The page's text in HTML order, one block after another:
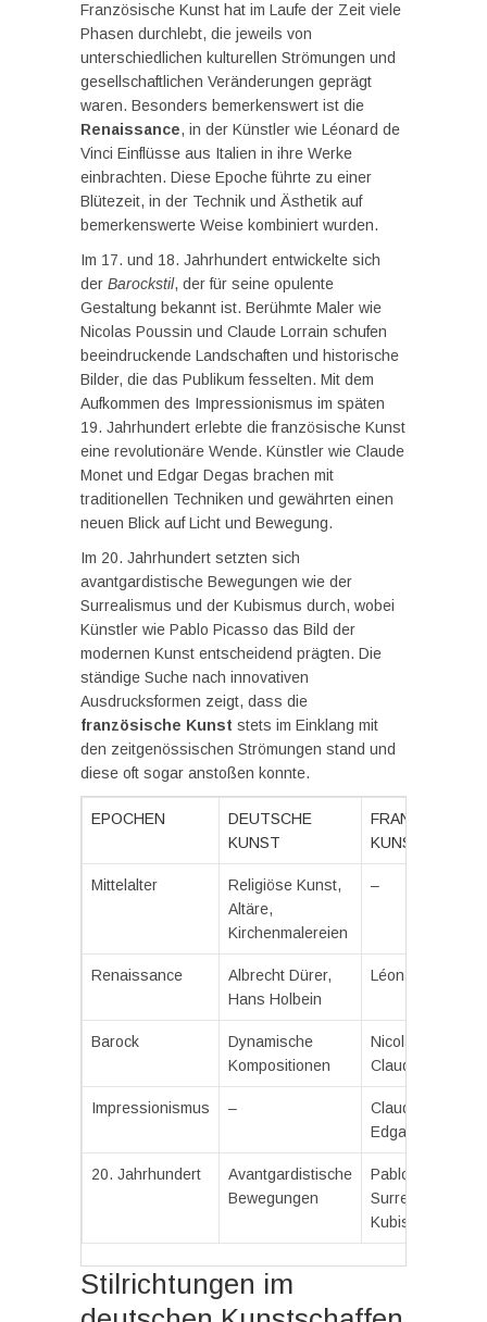
Französische Kunst hat im Laufe der Zeit viele
Phasen durchlebt, die jeweils von
unterschiedlichen kulturellen Strömungen und
gesellschaftlichen Veränderungen geprägt
waren. Besonders bemerkenswert ist die
Renaissance, in der Künstler wie Léonard de
Vinci Einflüsse aus Italien in ihre Werke
einbrachten. Diese Epoche führte zu einer
Blütezeit, in der Technik und Ästhetik auf
bemerkenswerte Weise kombiniert wurden.
Im 17. und 18. Jahrhundert entwickelte sich
der Barockstil, der für seine opulente
Gestaltung bekannt ist. Berühmte Maler wie
Nicolas Poussin und Claude Lorrain schufen
beeindruckende Landschaften und historische
Bilder, die das Publikum fesselten. Mit dem
Aufkommen des Impressionismus im späten
19. Jahrhundert erlebte die französische Kunst
eine revolutionäre Wende. Künstler wie Claude
Monet und Edgar Degas brachen mit
traditionellen Techniken und gewährten einen
neuen Blick auf Licht und Bewegung.
Im 20. Jahrhundert setzten sich
avantgardistische Bewegungen wie der
Surrealismus und der Kubismus durch, wobei
Künstler wie Pablo Picasso das Bild der
modernen Kunst entscheidend prägten. Die
ständige Suche nach innovativen
Ausdrucksformen zeigt, dass die
französische Kunst stets im Einklang mit
den zeitgenössischen Strömungen stand und
diese oft sogar anstoßen konnte.
EPOCHEN
DEUTSCHE
KUNST
KUNST
Mittelalter
Religiöse Kunst,
Altäre,
Kirchenmalereien
–
Renaissance
Albrecht Dürer,
Hans Holbein
Léonard de Vinci
Barock
Dynamische
Kompositionen
Nicolas Poussin,
Claude Lorrain
Impressionismus –
Claude Monet,
Edgar Degas
20. Jahrhundert
Avantgardistische
Bewegungen
Pablo Picasso,
Surrealismus,
Kubismus
Stilrichtungen im